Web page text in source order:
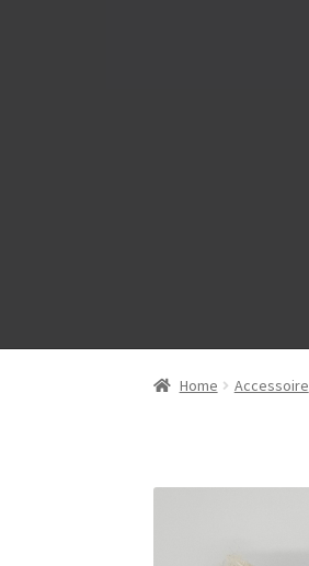
Home Accessoire